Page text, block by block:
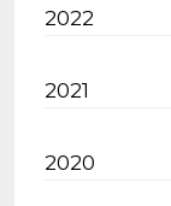
2022
2021
2020